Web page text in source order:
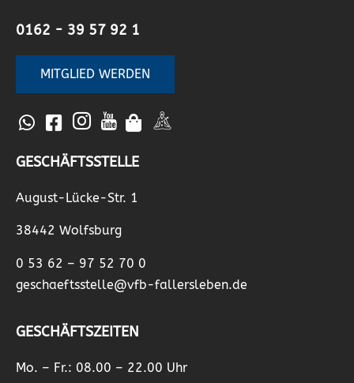
0162 - 39 57 92 1
MITGLIED WERDEN
GESCHÄFTSSTELLE
August-Lücke-Str. 1
38442 Wolfsburg
0 53 62 – 97 52 70 0
geschaeftsstelle@vfb-fallersleben.de
GESCHÄFTSZEITEN
Mo. – Fr.: 08.00 – 22.00 Uhr